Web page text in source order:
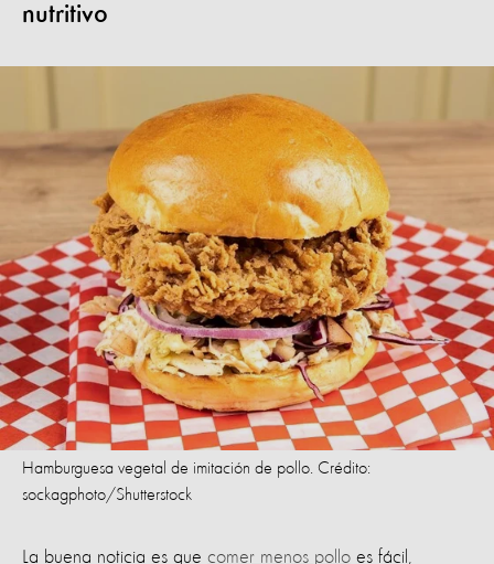
nutritivo
Hamburguesa vegetal de imitación de pollo. Crédito:
sockagphoto/Shutterstock
La buena noticia es que comer menos pollo es fácil,